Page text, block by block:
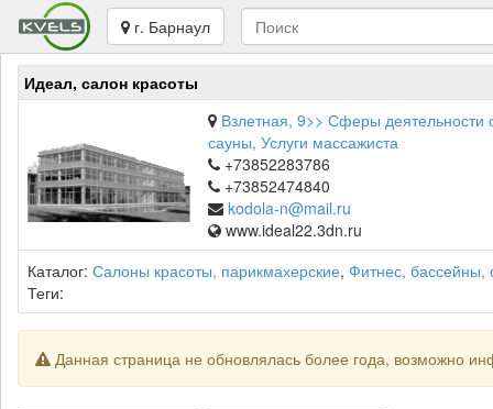
г. Барнаул
Идеал, салон красоты
Взлетная, 9>> Сферы
сауны, Услуги массажиста
+73852283786
+73852474840
kodola-n@mail.ru
www.ideal22.3dn.ru
Каталог: Салоны красоты, парикмахерские, Фитнес, бассейны,
Теги:
Данная страница не обновлялась более года, возможно